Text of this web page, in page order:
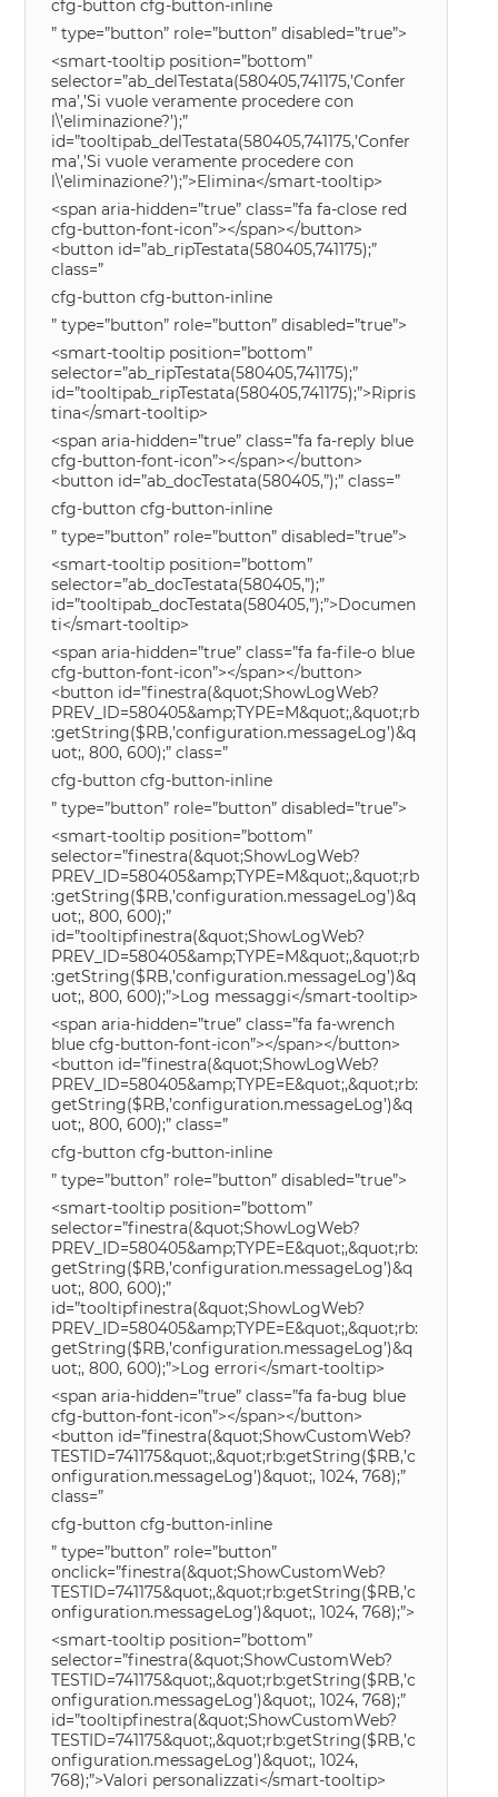
cfg-button cfg-button-inline
” type=”button” role=”button” disabled=”true”>
<smart-tooltip position=”bottom”
selector=”ab_delTestata(580405,741175,’Confer
ma’,’Si vuole veramente procedere con
l\’eliminazione?’);”
id=”tooltipab_delTestata(580405,741175,’Confer
ma’,’Si vuole veramente procedere con
l\’eliminazione?’);”>Elimina</smart-tooltip>
<span aria-hidden=”true” class=”fa fa-close red
cfg-button-font-icon”></span></button>
<button id=”ab_ripTestata(580405,741175);”
class=”
cfg-button cfg-button-inline
” type=”button” role=”button” disabled=”true”>
<smart-tooltip position=”bottom”
selector=”ab_ripTestata(580405,741175);”
id=”tooltipab_ripTestata(580405,741175);”>Ripris
tina</smart-tooltip>
<span aria-hidden=”true” class=”fa fa-reply blue
cfg-button-font-icon”></span></button>
<button id=”ab_docTestata(580405,”);” class=”
cfg-button cfg-button-inline
” type=”button” role=”button” disabled=”true”>
<smart-tooltip position=”bottom”
selector=”ab_docTestata(580405,”);”
id=”tooltipab_docTestata(580405,”);”>Documen
ti</smart-tooltip>
<span aria-hidden=”true” class=”fa fa-file-o blue
cfg-button-font-icon”></span></button>
<button id=”finestra(&quot;ShowLogWeb?
PREV_ID=580405&amp;TYPE=M&quot;,&quot;rb
:getString($RB,’configuration.messageLog’)&q
uot;, 800, 600);” class=”
cfg-button cfg-button-inline
” type=”button” role=”button” disabled=”true”>
<smart-tooltip position=”bottom”
selector=”finestra(&quot;ShowLogWeb?
PREV_ID=580405&amp;TYPE=M&quot;,&quot;rb
:getString($RB,’configuration.messageLog’)&q
uot;, 800, 600);”
id=”tooltipfinestra(&quot;ShowLogWeb?
PREV_ID=580405&amp;TYPE=M&quot;,&quot;rb
:getString($RB,’configuration.messageLog’)&q
uot;, 800, 600);”>Log messaggi</smart-tooltip>
<span aria-hidden=”true” class=”fa fa-wrench
blue cfg-button-font-icon”></span></button>
<button id=”finestra(&quot;ShowLogWeb?
PREV_ID=580405&amp;TYPE=E&quot;,&quot;rb:
getString($RB,’configuration.messageLog’)&q
uot;, 800, 600);” class=”
cfg-button cfg-button-inline
” type=”button” role=”button” disabled=”true”>
<smart-tooltip position=”bottom”
selector=”finestra(&quot;ShowLogWeb?
PREV_ID=580405&amp;TYPE=E&quot;,&quot;rb:
getString($RB,’configuration.messageLog’)&q
uot;, 800, 600);”
id=”tooltipfinestra(&quot;ShowLogWeb?
PREV_ID=580405&amp;TYPE=E&quot;,&quot;rb:
getString($RB,’configuration.messageLog’)&q
uot;, 800, 600);”>Log errori</smart-tooltip>
<span aria-hidden=”true” class=”fa fa-bug blue
cfg-button-font-icon”></span></button>
<button id=”finestra(&quot;ShowCustomWeb?
TESTID=741175&quot;,&quot;rb:getString($RB,’c
onfiguration.messageLog’)&quot;, 1024, 768);”
class=”
cfg-button cfg-button-inline
” type=”button” role=”button”
onclick=”finestra(&quot;ShowCustomWeb?
TESTID=741175&quot;,&quot;rb:getString($RB,’c
onfiguration.messageLog’)&quot;, 1024, 768);”>
<smart-tooltip position=”bottom”
selector=”finestra(&quot;ShowCustomWeb?
TESTID=741175&quot;,&quot;rb:getString($RB,’c
onfiguration.messageLog’)&quot;, 1024, 768);”
id=”tooltipfinestra(&quot;ShowCustomWeb?
TESTID=741175&quot;,&quot;rb:getString($RB,’c
onfiguration.messageLog’)&quot;, 1024,
768);”>Valori personalizzati</smart-tooltip>